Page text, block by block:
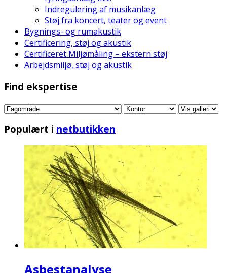
Indregulering af musikanlæg
Støj fra koncert, teater og event
Bygnings- og rumakustik
Certificering, støj og akustik
Certificeret Miljømåling – ekstern støj
Arbejdsmiljø, støj og akustik
Find ekspertise
Populært i netbutikken
Asbestanalyse